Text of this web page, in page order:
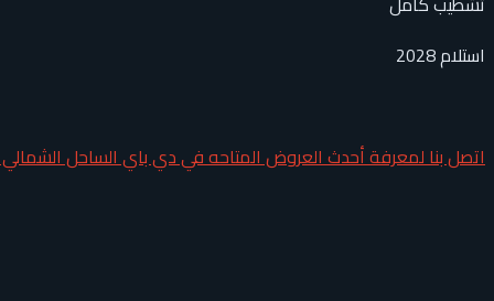
استلام 2028
اتصل بنا لمعرفة أحدث العروض المتاحه في دي باي الساحل